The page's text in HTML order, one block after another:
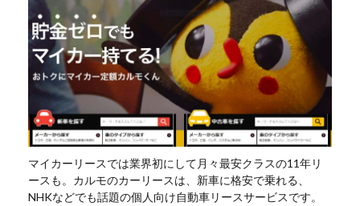
マイカーリースでは業界初にして月々最安クラスの11年リ
ースも。カルモのカーリースは、新車に格安で乗れる、
NHKなどでも話題の個人向け自動車リースサービスです。